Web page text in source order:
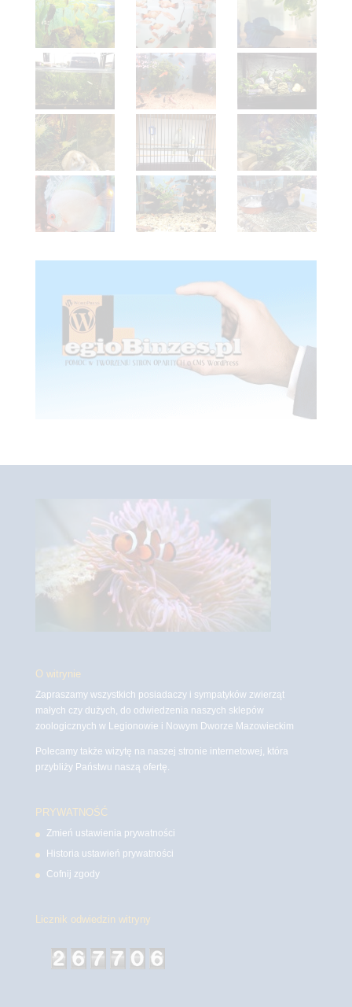
O witrynie
Zapraszamy wszystkich posiadaczy i sympatyków zwierząt
małych czy dużych, do odwiedzenia naszych sklepów
zoologicznych w Legionowie i Nowym Dworze Mazowieckim
Polecamy także wizytę na naszej stronie internetowej, która
przybliży Państwu naszą ofertę.
PRYWATNOŚĆ
Zmień ustawienia prywatności
Historia ustawień prywatności
Cofnij zgody
Licznik odwiedzin witryny